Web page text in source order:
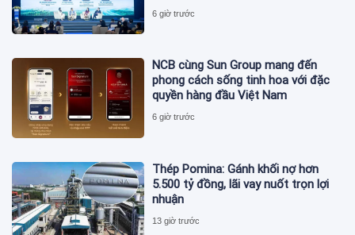
6 giờ trước
NCB cùng Sun Group mang đến
phong cách sống tinh hoa với đặc
quyền hàng đầu Việt Nam
6 giờ trước
Thép Pomina: Gánh khối nợ hơn
5.500 tỷ đồng, lãi vay nuốt trọn lợi
nhuận
13 giờ trước